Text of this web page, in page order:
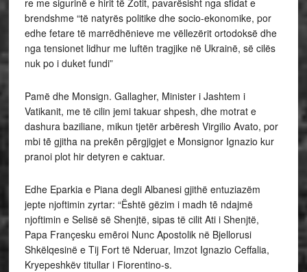
brendshme “të natyrës politike dhe socio-ekonomike, por
edhe fetare të marrëdhënieve me vëllezërit ortodoksë dhe
nga tensionet lidhur me luftën tragjike në Ukrainë, së cilës
nuk po i duket fundi”
Pamë dhe Monsign. Gallagher, Minister i Jashtem i
Vatikanit, me të cilin jemi takuar shpesh, dhe motrat e
dashura baziliane, mikun tjetër arbëresh Virgilio Avato, por
mbi tẽ gjitha na prekẽn pẽrgjigjet e Monsignor Ignazio kur
pranoi plot hir detyren e caktuar.
Edhe Eparkia e Piana degli Albanesi gjithë entuziazëm
jepte njoftimin zyrtar: “Është gëzim i madh tẽ ndajmë
njoftimin e Selisë së Shenjtë, sipas të cilit Ati i Shenjtë,
Papa Françesku emẽroi Nunc Apostolik në Bjellorusi
Shkëlqesinë e Tij Fort të Nderuar, Imzot Ignazio Ceffalia,
Kryepeshkëv titullar i Fiorentino-s.